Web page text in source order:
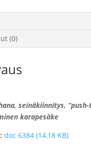
(0)
seinäkiinnitys,
karapesäke
: doc 6384 (14,18 KB)